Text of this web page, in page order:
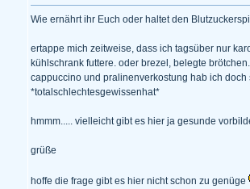
Wie ernährt ihr Euch oder haltet den
ertappe mich zeitweise, dass ich tagsüber nur
kühlschrank futtere. oder brezel, belegte
cappuccino und pralinenverkostung hab ich
*totalschlechtesgewissenhat*
hmmm..... vielleicht gibt es hier ja gesunde
grüße
hoffe die frage gibt es hier nicht schon zu genüge